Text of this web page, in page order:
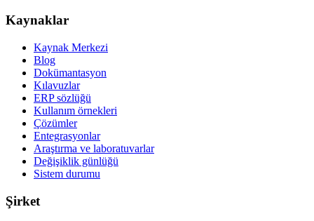
Kaynaklar
Kaynak Merkezi
Blog
Dokümantasyon
Kılavuzlar
ERP sözlüğü
Kullanım örnekleri
Çözümler
Entegrasyonlar
Araştırma ve laboratuvarlar
Değişiklik günlüğü
Sistem durumu
Şirket